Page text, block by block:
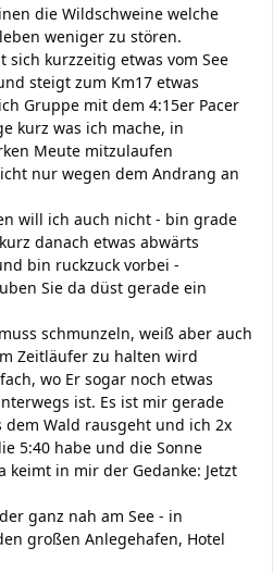
die Wildschweine welche
weniger zu stören.
sich kurzzeitig etwas vom See
steigt zum Km17 etwas
Gruppe mit dem 4:15er Pacer
kurz was ich mache, in
Meute mitzulaufen
nur wegen dem Andrang an
will ich auch nicht - bin grade
danach etwas abwärts
bin ruckzuck vorbei -
Sie da düst gerade ein
schmunzeln, weiß aber auch
Zeitläufer zu halten wird
wo Er sogar noch etwas
ist. Es ist mir gerade
dem Wald rausgeht und ich 2x
5:40 habe und die Sonne
keimt in mir der Gedanke: Jetzt
ganz nah am See - in
großen Anlegehafen, Hotel